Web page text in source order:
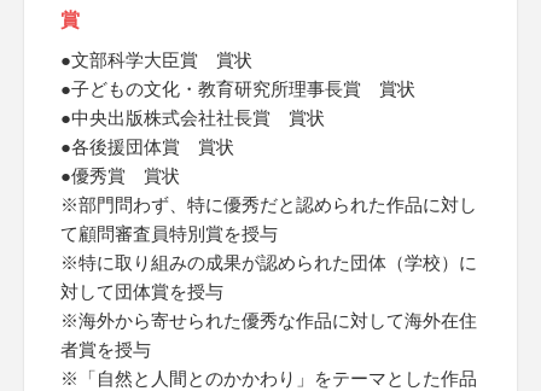
賞
●文部科学大臣賞 賞状
●子どもの文化・教育研究所理事長賞 賞状
●中央出版株式会社社長賞 賞状
●各後援団体賞 賞状
●優秀賞 賞状
※部門問わず、特に優秀だと認められた作品に対し
て顧問審査員特別賞を授与
※特に取り組みの成果が認められた団体（学校）に
対して団体賞を授与
※海外から寄せられた優秀な作品に対して海外在住
者賞を授与
※「自然と人間とのかかわり」をテーマとした作品